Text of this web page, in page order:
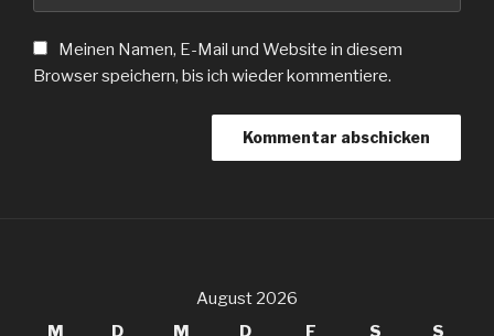
Meinen Namen, E-Mail und Website in diesem
Browser speichern, bis ich wieder kommentiere.
August 2026
M
D M D F S S